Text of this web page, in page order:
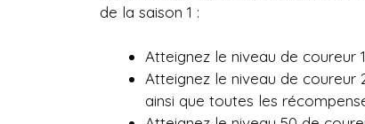
de la saison 1 :
Atteignez le niveau de coureur
Atteignez le niveau de coureur
ainsi que toutes les